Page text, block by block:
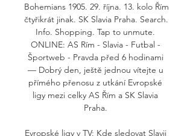
Bohemians 1905. 29. října. 13. kolo Řím
čtyřikrát jinak. SK Slavia Praha. Search.
Info. Shopping. Tap to unmute.
ONLINE: AS Rím - Slavia - Futbal -
Športweb - Pravda před 6 hodinami
— Dobrý den, ještě jednou vítejte u
přímého přenosu z utkání Evropské
ligy mezi celky AS Řím a SK Slavia
Praha.
Evropské ligy v TV: Kde sledovat Slavii